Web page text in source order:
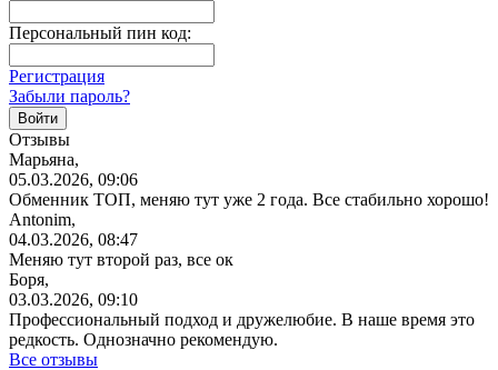
Персональный пин код:
Регистрация
Забыли пароль?
Отзывы
Марьяна,
05.03.2026, 09:06
Обменник ТОП, меняю тут уже 2 года. Все стабильно хорошо!
Antonim,
04.03.2026, 08:47
Меняю тут второй раз, все ок
Боря,
03.03.2026, 09:10
Профессиональный подход и дружелюбие. В наше время это
редкость. Однозначно рекомендую.
Все отзывы